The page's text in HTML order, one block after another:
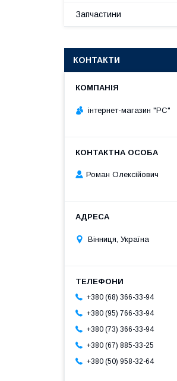
Запчастини
КОНТАКТИ
інтернет-магазин "РС"
Роман Олексійович
Вінниця, Україна
+380 (68) 366-33-94
+380 (95) 766-33-94
+380 (73) 366-33-94
+380 (67) 885-33-25
+380 (50) 958-32-64